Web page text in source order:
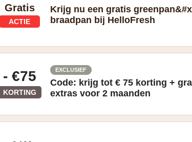
Gratis
ACTIE
Krijg nu een gratis
braadpan bij HelloFresh
2026 en bestelling van minimaal 5 boxen binnen 8 weken na
- €75
KORTING
EXCLUSIEF
Code: krijg tot € 75 korting +
extras voor 2 maanden